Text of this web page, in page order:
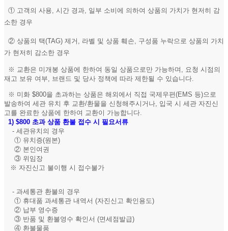
① 고객의 사용, 시간 경과, 일부 소비에 의하여 상품의 가치가 현저히 감
소한 경우
② 상품의 택(TAG) 제거, 라벨 및 상품 훼손, 구성품 누락으로 상품의 가치
가 현저히 감소한 경우
※ 교환은 미개봉 상품에 한하여 동일 상품으로만 가능하며, 요청 시점의
재고 보유 여부, 브랜드 및 당사 정책에 따라 제한될 수 있습니다.
※ 미화 $800을 초과하는 상품은 해외에서 직접 국제우편(EMS 등)으로
발송하여 세관 유치 후 교환/환물을 신청해주시거나, 입국 시 세관 자진신
고를 완료한 상품에 한하여 교환이 가능합니다.
1) $800 초과 상품 환불 접수 시 필요서류
- 세관유치의 경우
① 유치증(원본)
② 본인여권
③ 위임장
※ 자진신고 불이행 시 접수불가
- 과세통관 환불의 경우
① 휴대품 과세통관 내역서 (자진신고 확인용도)
② 납부 영수증
③ 반품 및 환불영수 확인서 (면세점발급)
④ 환불물품